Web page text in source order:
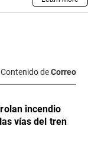
Contenido deCorreo
incendio
vías del tren